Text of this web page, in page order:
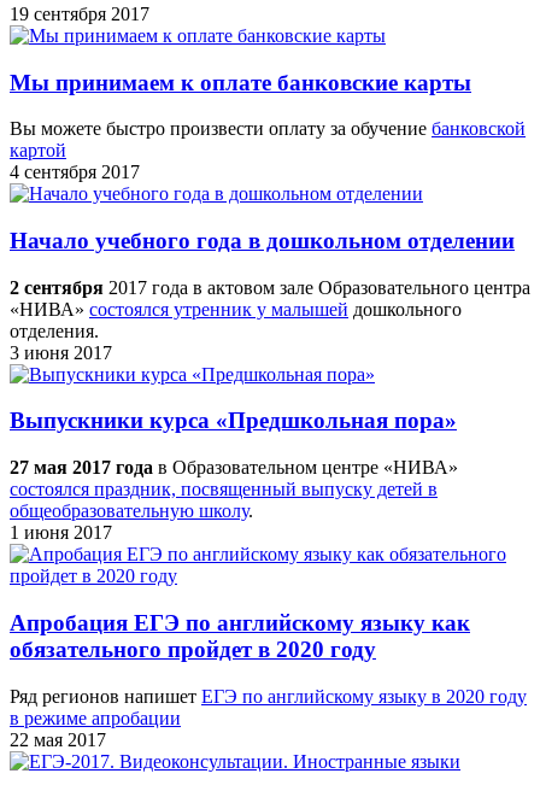
19 сентября 2017
Мы принимаем к оплате банковские карты
Вы можете быстро произвести оплату за обучение банковской
картой
4 сентября 2017
Начало учебного года в дошкольном отделении
2 сентября 2017 года в актовом зале Образовательного центра
«НИВА» состоялся утренник у малышей дошкольного
отделения.
3 июня 2017
Выпускники курса «Предшкольная пора»
27 мая 2017 года в Образовательном центре «НИВА»
состоялся праздник, посвященный выпуску детей в
общеобразовательную школу.
1 июня 2017
Апробация ЕГЭ по английскому языку как
обязательного пройдет в 2020 году
Ряд регионов напишет ЕГЭ по английскому языку в 2020 году
в режиме апробации
22 мая 2017